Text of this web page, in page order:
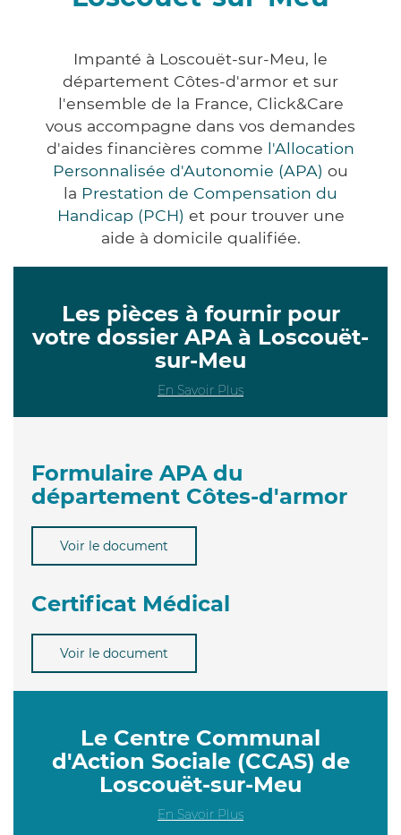
Impanté à Loscouët-sur-Meu, le
département Côtes-d'armor et sur
l'ensemble de la France, Click&Care
vous accompagne dans vos demandes
d'aides financières comme l'Allocation
Personnalisée d'Autonomie (APA) ou
la Prestation de Compensation du
Handicap (PCH) et pour trouver une
aide à domicile qualifiée.
Les pièces à fournir pour
votre dossier APA à Loscouët-
sur-Meu
En Savoir Plus
Formulaire APA du
département Côtes-d'armor
Voir le document
Certificat Médical
Voir le document
Le Centre Communal
d'Action Sociale (CCAS) de
Loscouët-sur-Meu
En Savoir Plus